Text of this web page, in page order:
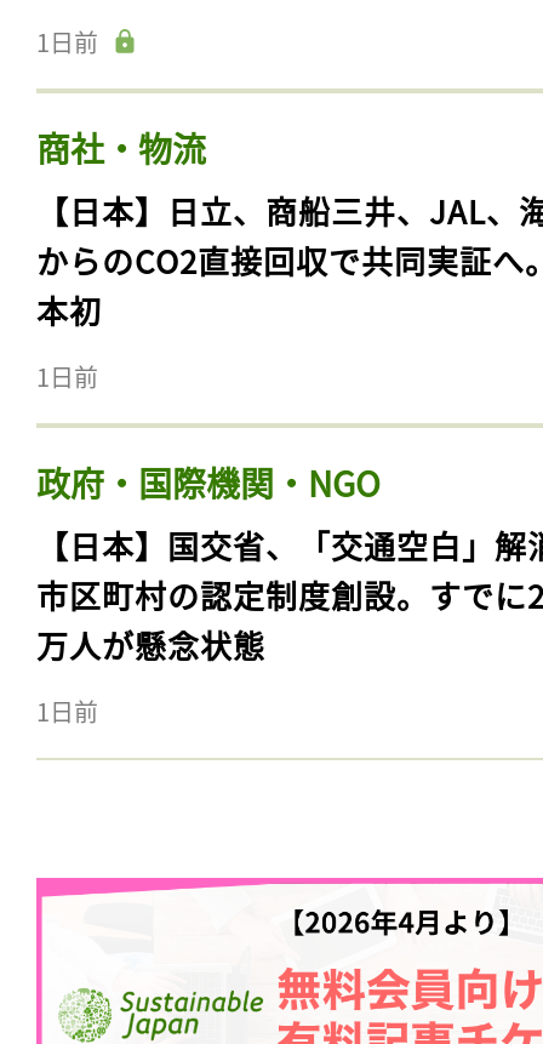
1日前
商社・物流
【日本】日立、商船三井、JAL、
からのCO2直接回収で共同実証へ
本初
1日前
政府・国際機関・NGO
【日本】国交省、「交通空白」解
市区町村の認定制度創設。すでに
万人が懸念状態
1日前